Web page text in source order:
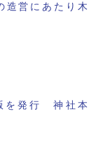
営にあたり木
を発行 神社本